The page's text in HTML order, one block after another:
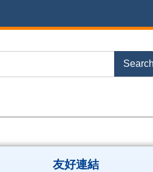
友好連結